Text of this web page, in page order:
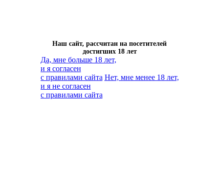
Наш сайт, рассчитан на посетителей
достигших 18 лет
Да, мне больше 18 лет,
и я согласен
с правилами сайта Нет, мне менее 18 лет,
и я не согласен
с правилами сайта